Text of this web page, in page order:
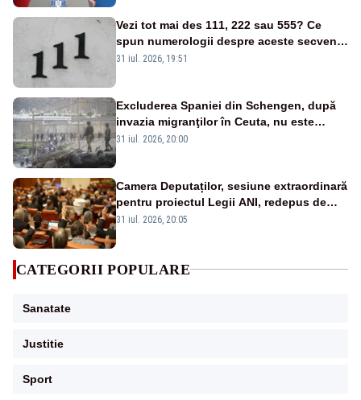
Vezi tot mai des 111, 222 sau 555? Ce
spun numerologii despre aceste secvențe
și cum explică psihologii fenomenul
31 iul. 2026, 19:51
Excluderea Spaniei din Schengen, după
invazia migranţilor în Ceuta, nu este
posibilă - ANALIZĂ
31 iul. 2026, 20:00
Camera Deputaților, sesiune extraordinară
pentru proiectul Legii ANI, redepus de
PNL și USR
31 iul. 2026, 20:05
CATEGORII POPULARE
Sanatate
Justitie
Sport